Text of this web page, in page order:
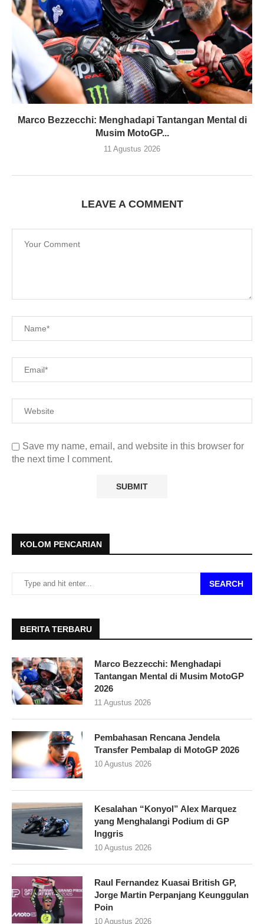
Marco Bezzecchi: Menghadapi Tantangan Mental di
Musim MotoGP...
11 Agustus 2026
LEAVE A COMMENT
Save my name, email, and website in this browser for
the next time I comment.
KOLOM PENCARIAN
SEARCH
BERITA TERBARU
Marco Bezzecchi: Menghadapi
Tantangan Mental di Musim MotoGP
2026
11 Agustus 2026
Pembahasan Rencana Jendela
Transfer Pembalap di MotoGP 2026
10 Agustus 2026
Kesalahan “Konyol” Alex Marquez
yang Menghalangi Podium di GP
Inggris
10 Agustus 2026
Raul Fernandez Kuasai British GP,
Jorge Martin Perpanjang Keunggulan
Poin
10 Agustus 2026